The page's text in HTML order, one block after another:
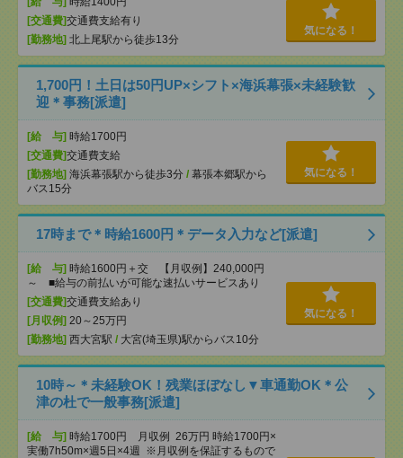
[交通費]交通費支給有り
[勤務地] 北上尾駅から徒歩13分
気になる！
1,700円！土日は50円UP×シフト×海浜幕張×未経験歓
迎＊事務[派遣]
[給 与] 時給1700円
[交通費]交通費支給
[勤務地] 海浜幕張駅から徒歩3分 / 幕張本郷駅から
バス15分
気になる！
17時まで＊時給1600円＊データ入力など[派遣]
[給 与] 時給1600円＋交 【月収例】240,000円
～ ■給与の前払いが可能な速払いサービスあり
[交通費]交通費支給あり
[月収例] 20～25万円
[勤務地] 西大宮駅 / 大宮(埼玉県)駅からバス10分
気になる！
10時～＊未経験OK！残業ほぼなし▼車通勤OK＊公
津の杜で一般事務[派遣]
[給 与] 時給1700円 月収例 26万円 時給1700円×
実働7h50m×週5日×4週 ※月収例を保証するもので